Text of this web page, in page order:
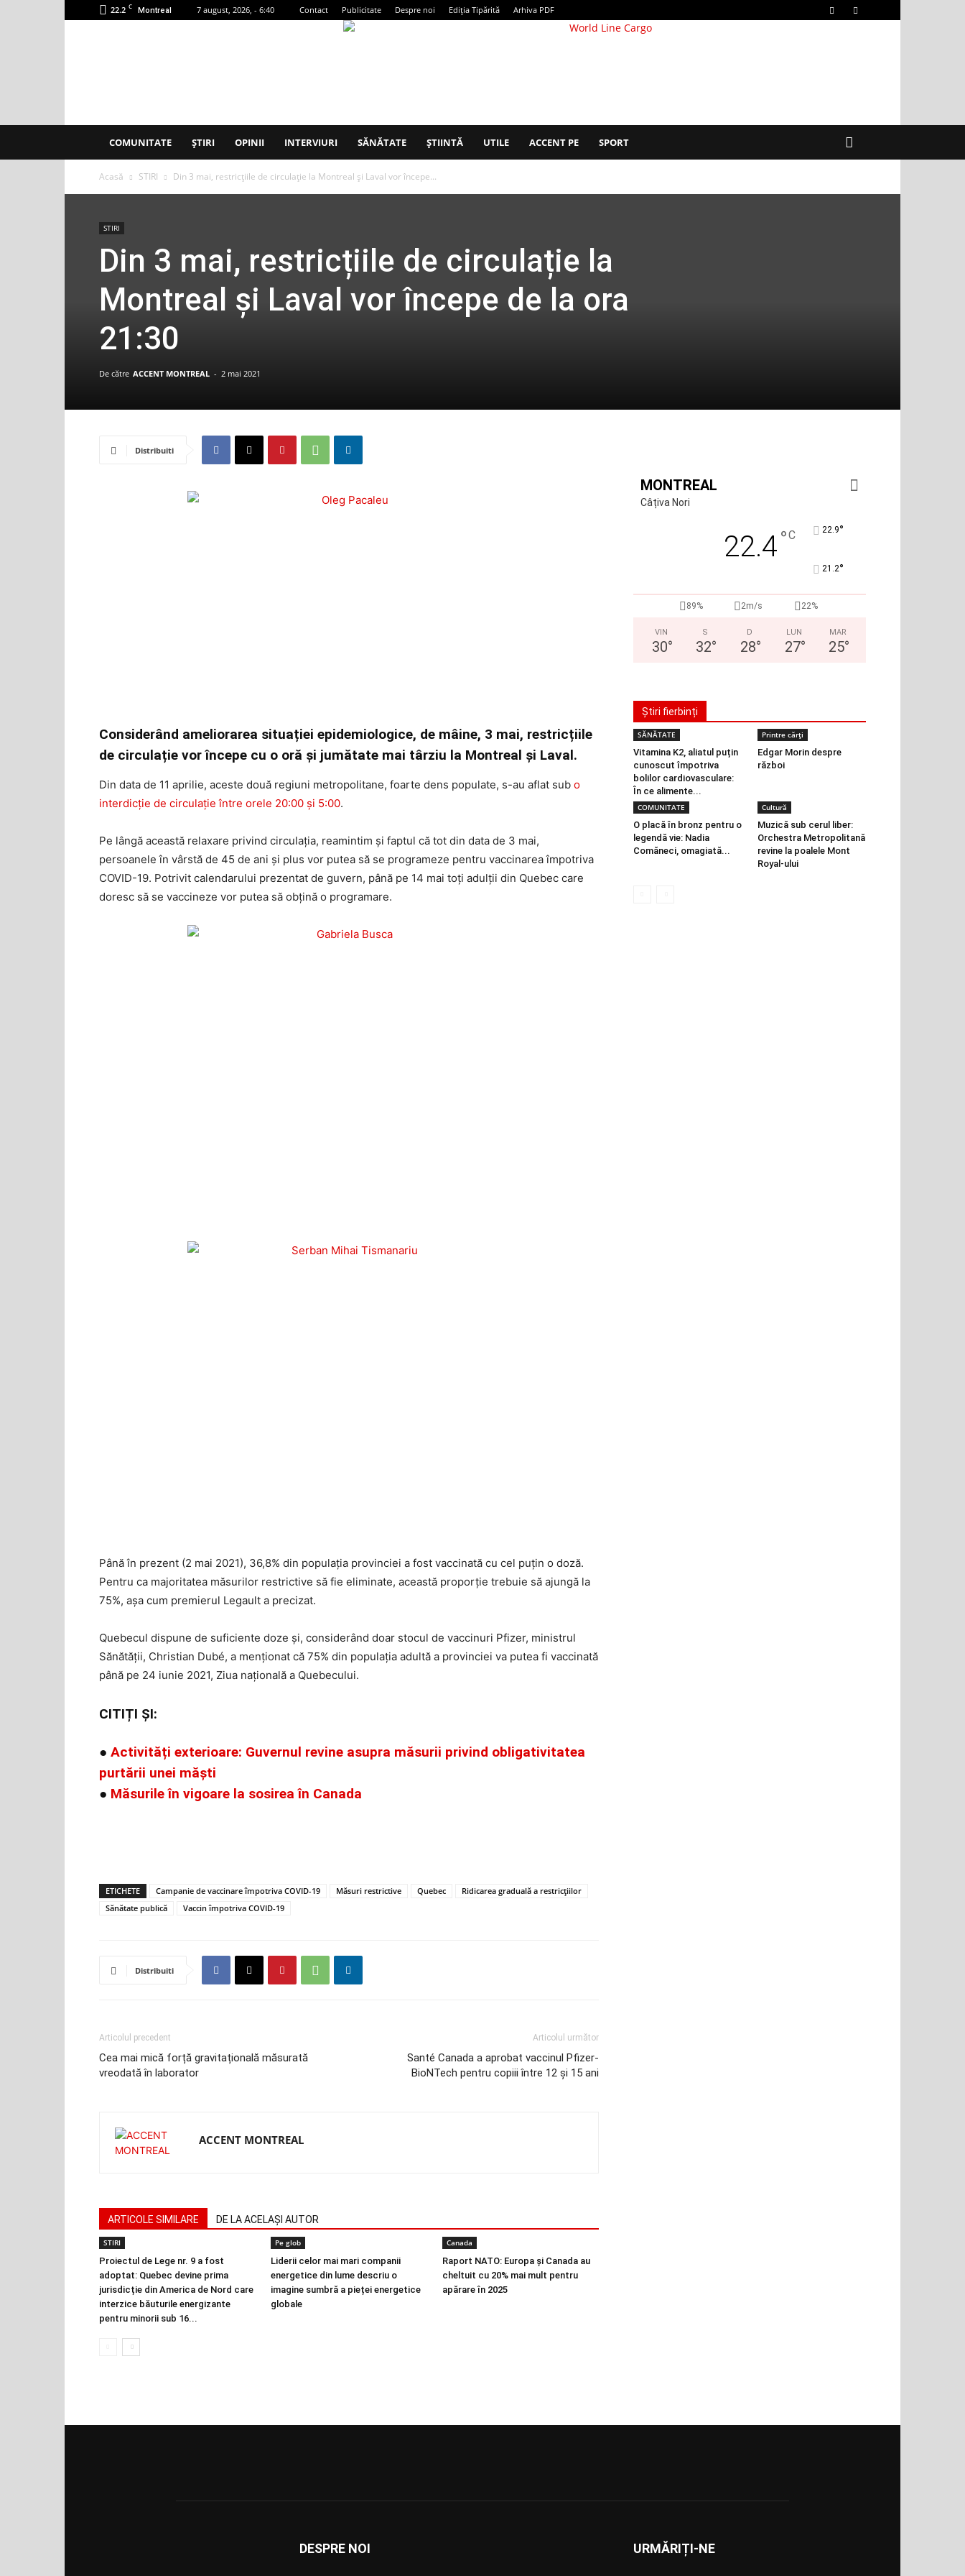
22.2 C Montreal 7 august, 2026, - 6:40 Contact Publicitate Despre noi Ediția Tipărită Arhiva PDF
COMUNITATE ȘTIRI OPINII INTERVIURI SĂNĂTATE ȘTIINTĂ UTILE ACCENT PE SPORT
Acasă STIRI Din 3 mai, restricțiile de circulație la Montreal și Laval vor începe...
STIRI
Din 3 mai, restricțiile de circulație la
Montreal și Laval vor începe de la ora
21:30
De către ACCENT MONTREAL - 2 mai 2021
Distribuiti
Considerând ameliorarea situației epidemiologice, de mâine, 3 mai, restricțiile
de circulație vor începe cu o oră și jumătate mai târziu la Montreal și Laval.
Din data de 11 aprilie, aceste două regiuni metropolitane, foarte dens populate, s-au aflat sub o
interdicție de circulație între orele 20:00 și 5:00.
Pe lângă această relaxare privind circulația, reamintim și faptul că tot din data de 3 mai,
persoanele în vârstă de 45 de ani și plus vor putea să se programeze pentru vaccinarea împotriva
COVID-19. Potrivit calendarului prezentat de guvern, până pe 14 mai toți adulții din Quebec care
doresc să se vaccineze vor putea să obțină o programare.
Până în prezent (2 mai 2021), 36,8% din populația provinciei a fost vaccinată cu cel puțin o doză.
Pentru ca majoritatea măsurilor restrictive să fie eliminate, această proporție trebuie să ajungă la
75%, așa cum premierul Legault a precizat.
Quebecul dispune de suficiente doze și, considerând doar stocul de vaccinuri Pfizer, ministrul
Sănătății, Christian Dubé, a menționat că 75% din populația adultă a provinciei va putea fi vaccinată
până pe 24 iunie 2021, Ziua națională a Quebecului.
CITIȚI ȘI:
● Activități exterioare: Guvernul revine asupra măsurii privind obligativitatea
purtării unei măști
● Măsurile în vigoare la sosirea în Canada
ETICHETE Campanie de vaccinare împotriva COVID-19 Măsuri restrictive Quebec
Ridicarea graduală a restricțiilor
Sănătate publică
Vaccin împotriva COVID-19
Distribuiti
Articolul precedent
Cea mai mică forță gravitațională măsurată
vreodată în laborator
Articolul următor
Santé Canada a aprobat vaccinul Pfizer-
BioNTech pentru copiii între 12 și 15 ani
ACCENT MONTREAL
ARTICOLE SIMILARE DE LA ACELAȘI AUTOR
STIRI
Proiectul de Lege nr. 9 a fost
adoptat: Quebec devine prima
jurisdicție din America de Nord care
interzice băuturile energizante
pentru minorii sub 16...
Pe glob
Liderii celor mai mari companii
energetice din lume descriu o
imagine sumbră a pieței energetice
globale
Canada
Raport NATO: Europa și Canada au
cheltuit cu 20% mai mult pentru
apărare în 2025
MONTREAL
Câțiva Nori
22.4°C 22.9°
21.2°
89% 2m/s 22%
VIN
30°
S
32°
D
28°
LUN
27°
MAR
25°
Știri fierbinți
SĂNĂTATE
Vitamina K2, aliatul puțin
cunoscut împotriva
bolilor cardiovasculare:
În ce alimente...
Printre cărți
Edgar Morin despre
război
COMUNITATE
O placă în bronz pentru o
legendă vie: Nadia
Comăneci, omagiată...
Cultură
Muzică sub cerul liber:
Orchestra Metropolitană
revine la poalele Mont
Royal-ului
DESPRE NOI URMĂRIȚI-NE